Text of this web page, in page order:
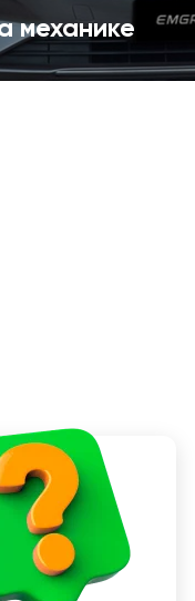
механике